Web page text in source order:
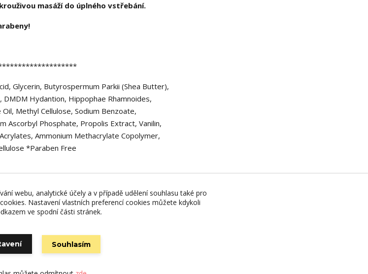
masáží do úplného vstřebání.
Glycerin, Butyrospermum Parkii (Shea Butter),
Hydantion, Hippophae Rhamnoides,
Methyl Cellulose, Sodium Benzoate,
Ascorbyl Phosphate, Propolis Extract, Vanilin,
Ammonium Methacrylate Copolymer,
*Paraben Free
ultra-intensive-vitamin-foot-care-cream-100ml/
na
webu, analytické účely a v případě udělení souhlasu také pro
Nastavení vlastních preferencí cookies můžete kdykoli
ve spodní části stránek.
Souhlasím